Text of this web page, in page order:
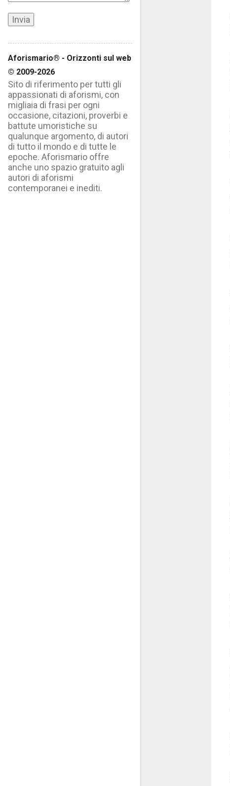
Aforismario® - Orizzonti sul web
© 2009-2026
Sito di riferimento per tutti gli
appassionati di aforismi, con
migliaia di frasi per ogni
occasione, citazioni, proverbi e
battute umoristiche su
qualunque argomento, di autori
di tutto il mondo e di tutte le
epoche. Aforismario offre
anche uno spazio gratuito agli
autori di aforismi
contemporanei e inediti.